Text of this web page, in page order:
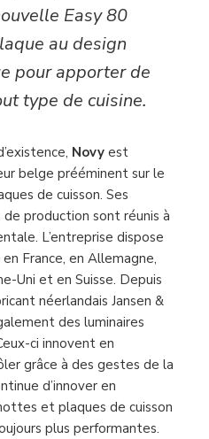
Easy 80
au design
pour apporter de
type de cuisine.
Novy est
belge prééminent sur le
de cuisson. Ses
production sont réunis à
L’entreprise dispose
France, en Allemagne,
Uni et en Suisse. Depuis
néerlandais Jansen &
des luminaires
ci innovent en
grâce à des gestes de la
d’innover en
et plaques de cuisson
plus performantes.